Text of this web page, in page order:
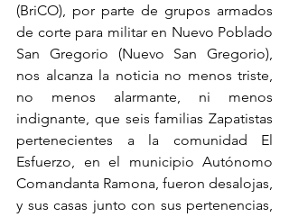
(BriCO), por parte de grupos armados
de corte para militar en Nuevo Poblado
San Gregorio (Nuevo San Gregorio),
nos alcanza la noticia no menos triste,
no menos alarmante, ni menos
indignante, que seis familias Zapatistas
pertenecientes a la comunidad El
Esfuerzo, en el municipio Autónomo
Comandanta Ramona, fueron desalojas,
y sus casas junto con sus pertenencias,